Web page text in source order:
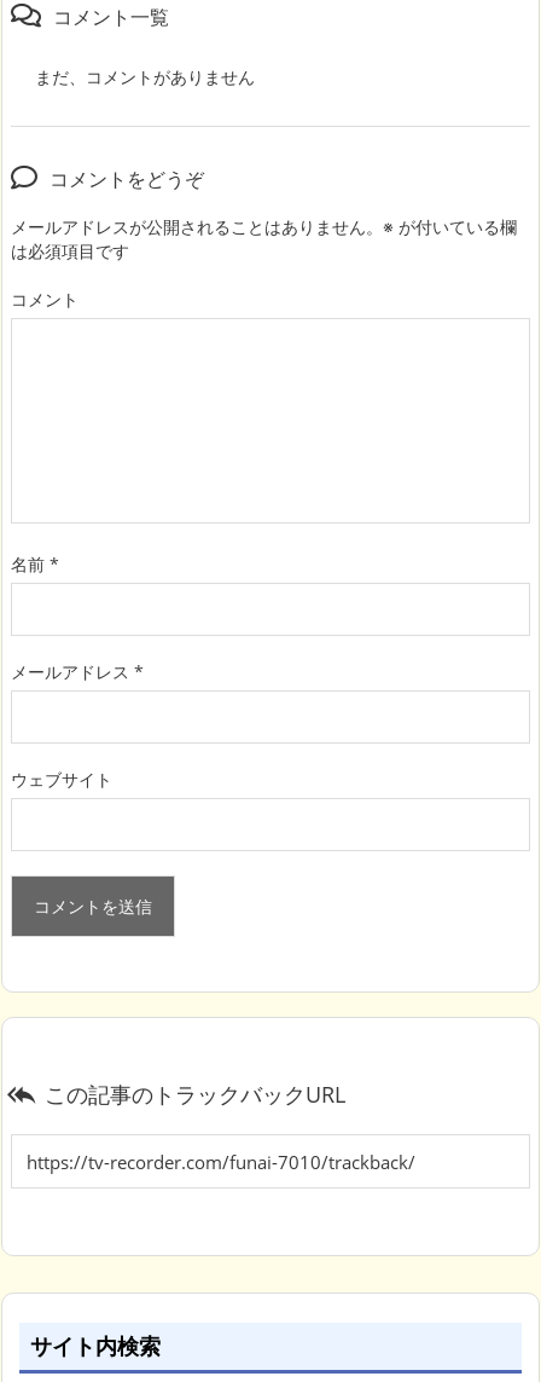
コメント一覧
まだ、コメントがありません
コメントをどうぞ
メールアドレスが公開されることはありません。 ※ が付いている欄
は必須項目です
コメント
名前 *
メールアドレス *
ウェブサイト
 この記事のトラックバックURL
サイト内検索